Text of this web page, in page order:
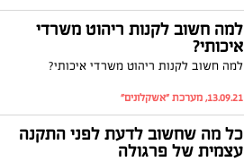
למה חשוב לקנות ריהוט משרדי
איכותי?
למה חשוב לקנות ריהוט משרדי איכותי?
13.09.21, מערכת "אשקלונים"
כל מה שחשוב לדעת לפני התקנה
עצמית של פרגולה